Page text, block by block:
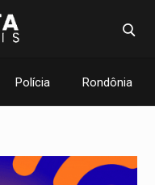
Polícia Rondônia